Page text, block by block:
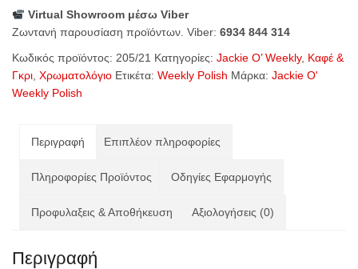
Polish
Stormy
205/21)
ποσότητα
Virtual Showroom μέσω Viber
Ζωντανή παρουσίαση προϊόντων. Viber: 6934 844 314
Κωδικός προϊόντος: 205/21 Κατηγορίες: Jackie O’ Weekly, Καφέ &
Γκρι Χρωματολόγιο Ετικέτα: Weekly Polish Μάρκα: Jackie O'
Weekly Polish
Περιγραφή Επιπλέον πληροφορίες
Πληροφορίες Προϊόντος Οδηγίες Εφαρμογής
Προφυλαξεις & Αποθήκευση Αξιολογήσεις (0)
Περιγραφή